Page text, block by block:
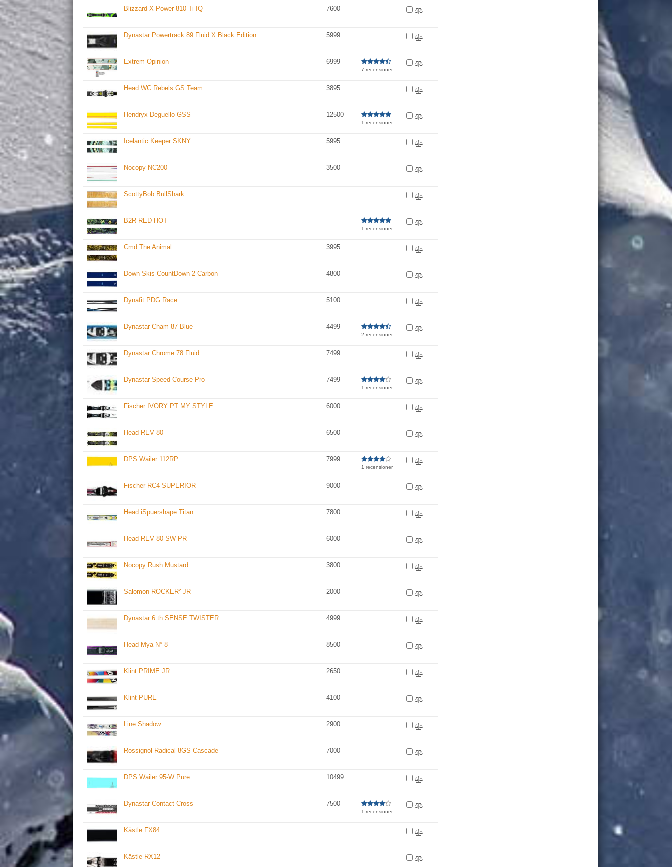
Blizzard X-Power 810 Ti IQ 7600
Dynastar Powertrack 89 Fluid X Black Edition 5999
Extrem Opinion 6999
7 recensioner
Head WC Rebels GS Team 3895
Hendryx Deguello GSS 12500
1 recensioner
Icelantic Keeper SKNY 5995
Nocopy NC200 3500
ScottyBob BullShark
B2R RED HOT
1 recensioner
Cmd The Animal 3995
Down Skis CountDown 2 Carbon 4800
Dynafit PDG Race 5100
Dynastar Cham 87 Blue 4499
2 recensioner
Dynastar Chrome 78 Fluid 7499
Dynastar Speed Course Pro 7499
1 recensioner
Fischer IVORY PT MY STYLE 6000
Head REV 80 6500
DPS Wailer 112RP 7999
1 recensioner
Fischer RC4 SUPERIOR 9000
Head iSpuershape Titan 7800
Head REV 80 SW PR 6000
Nocopy Rush Mustard 3800
Salomon ROCKER² JR 2000
Dynastar 6:th SENSE TWISTER 4999
Head Mya N° 8 8500
Klint PRIME JR 2650
Klint PURE 4100
Line Shadow 2900
Rossignol Radical 8GS Cascade 7000
DPS Wailer 95-W Pure 10499
Dynastar Contact Cross 7500
1 recensioner
Kästle FX84
Kästle RX12